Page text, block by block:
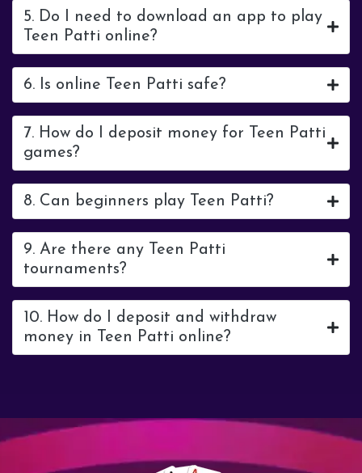
5. Do I need to download an app to play
Teen Patti online?
6. Is online Teen Patti safe?
7. How do I deposit money for Teen Patti
games?
8. Can beginners play Teen Patti?
9. Are there any Teen Patti
tournaments?
10. How do I deposit and withdraw
money in Teen Patti online?